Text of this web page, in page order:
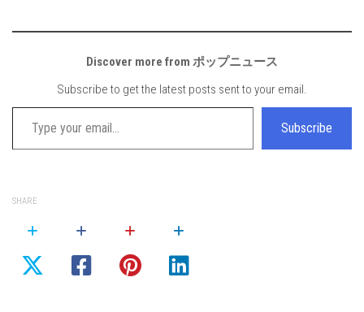
Discover more from ポップニュース
Subscribe to get the latest posts sent to your email.
Type your email…
Subscribe
SHARE